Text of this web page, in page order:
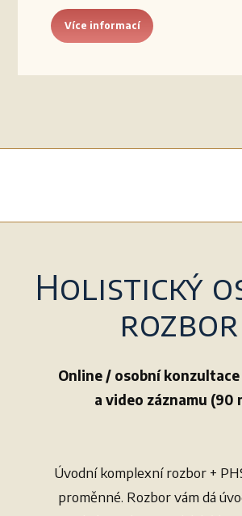
Více informací
Holistický
rozbor
Online / osobní
a video záznamu (90
Úvodní komplexní rozbor +
proměnné. Rozbor vám dá